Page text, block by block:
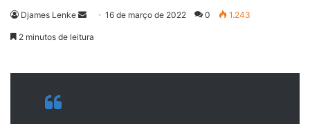
Djames Lenke 16 de março de 2022 0 1.243
2 minutos de leitura